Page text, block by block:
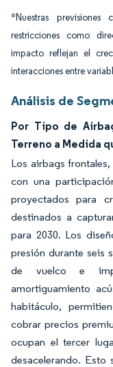
*Nuestras
restricciones como
impacto reflejan el
interacciones entre
Análisis de
Por Tipo de
Terreno a Medida
Los airbags
con una
proyectados para
destinados a
para 2030. Los
presión durante seis
de vuelco e
amortiguamiento
habitáculo,
cobrar precios
ocupan el tercer
desacelerando. Esto